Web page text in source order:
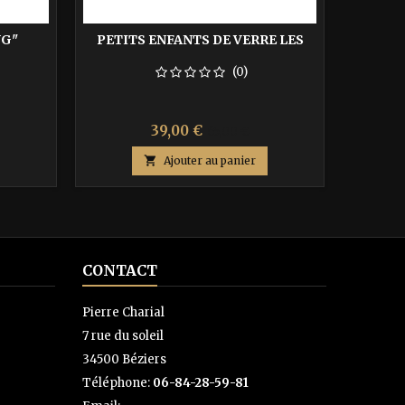
PETITS ENFANTS DE VERRE LES
(0)
Prix
39,00 €
base
 Ajouter au panier
CONTACT
Pierre Charial
7 rue du soleil
34500 Béziers
Téléphone: 06-84-28-59-81